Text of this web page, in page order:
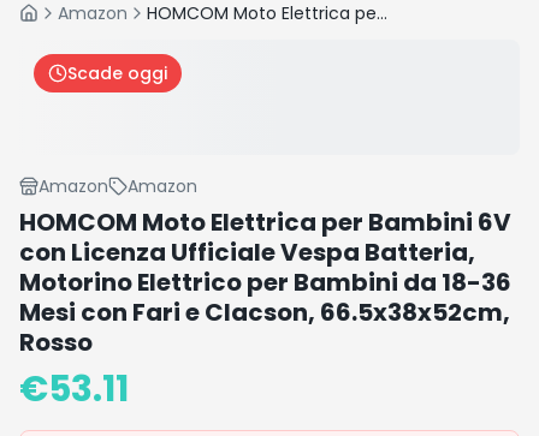
HomeAmazon HOMCOM Moto Elettrica per Bambini 6V con Licenza Ufficiale Vespa Batteria, Motorino Elettrico per Bambini da 18-36 Mesi con Fari e Clacson, 66.5x38x52cm, Rosso
Scade oggi
Amazon Amazon
HOMCOM Moto Elettrica per Bambini 6V
con Licenza Ufficiale Vespa Batteria,
Motorino Elettrico per Bambini da 18-36
Mesi con Fari e Clacson, 66.5x38x52cm,
Rosso
€53.11